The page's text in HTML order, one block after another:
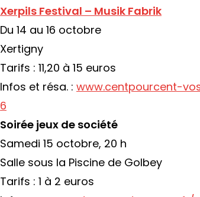
Xerpils Festival – Musik Fabrik
Du 14 au 16 octobre
Xertigny
Tarifs : 11,20 à 15 euros
Infos et résa. : www.centpourcent-
6
Soirée jeux de société
Samedi 15 octobre, 20 h
Salle sous la Piscine de Golbey
Tarifs : 1 à 2 euros